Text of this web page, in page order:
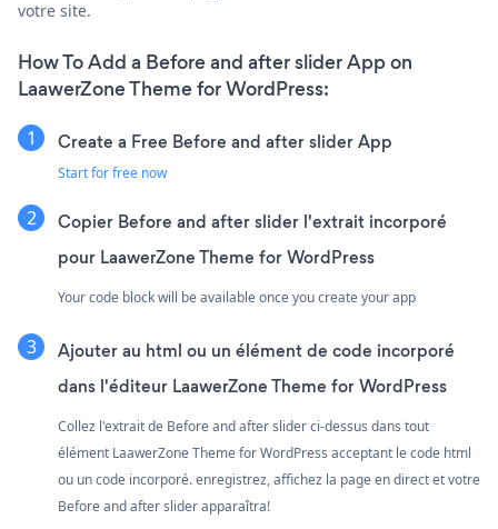
votre site.
How To Add a Before and after slider App on
LaawerZone Theme for WordPress:
Create a Free Before and after slider App
Start for free now
Copier Before and after slider l'extrait incorporé
pour LaawerZone Theme for WordPress
Your code block will be available once you create your app
Ajouter au html ou un élément de code incorporé
dans l'éditeur LaawerZone Theme for WordPress
Collez l'extrait de Before and after slider ci-dessus dans tout
élément LaawerZone Theme for WordPress acceptant le code html
ou un code incorporé. enregistrez, affichez la page en direct et votre
Before and after slider apparaîtra!